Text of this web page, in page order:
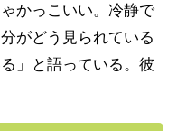
かっこいい。冷静で
がどう見られている
」と語っている。彼